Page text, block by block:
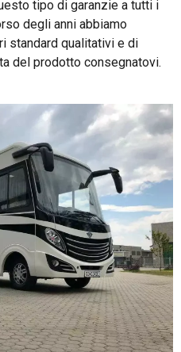
tipo di garanzie a tutti i
degli anni abbiamo
standard qualitativi e di
del prodotto consegnatovi.